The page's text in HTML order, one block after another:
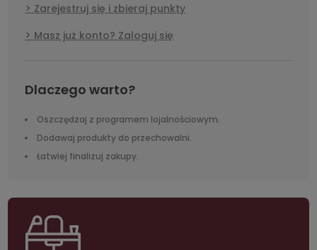
Zarejestruj się i zbieraj punkty
Masz już konto? Zaloguj się
Dlaczego warto?
Oszczędzaj z programem lojalnościowym.
Dodawaj produkty do przechowalni.
Łatwiej finalizuj zakupy.